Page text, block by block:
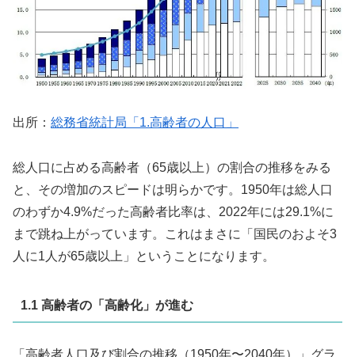
出所： 総務省統計局「1.高齢者の人口」
総人口に占める高齢者（65歳以上）の割合の推移をみる
と、その増加のスピードは明らかです。1950年は総人口
のわずか4.9%だった高齢者比率は、2022年には29.1%に
まで跳ね上がっています。これはまさに「国民のおよそ3
人に1人が65歳以上」ということになります。
1.1 高齢者の「高齢化」が進む
「高齢者人口及び割合の推移（1950年〜2040年）」グラ